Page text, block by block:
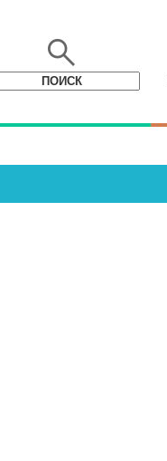
search